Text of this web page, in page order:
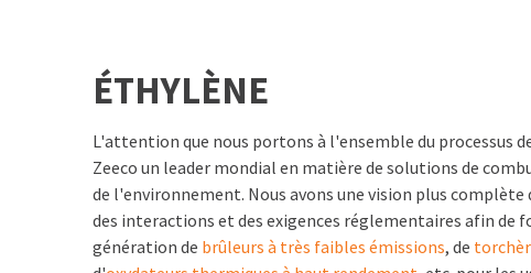
ÉTHYLÈNE
L'attention que nous portons à l'ensemble du processus
Zeeco un leader mondial en matière de solutions de
de l'environnement. Nous avons une vision plus complète
des interactions et des exigences réglementaires afin de
génération de brûleurs à très faibles émissions, de